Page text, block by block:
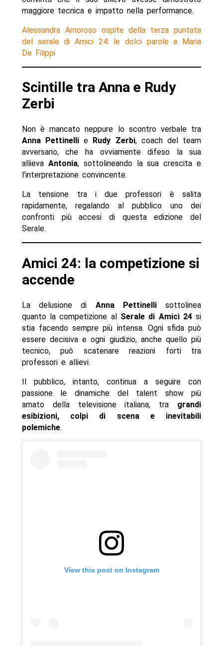
maggiore tecnica e impatto nella performance.
Alessandra Amoroso ospite della terza puntata
del serale di Amici 24: le dolci parole a Maria
De Filippi
Scintille tra Anna e Rudy
Zerbi
Non è mancato neppure lo scontro verbale tra
Anna Pettinelli e Rudy Zerbi, coach del team
avversario, che ha ovviamente difeso la sua
allieva Antonia, sottolineando la sua crescita e
l’interpretazione convincente.
La tensione tra i due professori è salita
rapidamente, regalando al pubblico uno dei
confronti più accesi di questa edizione del
Serale.
Amici 24: la competizione si
accende
La delusione di Anna Pettinellisottolinea
quanto la competizione al Serale di Amici 24si
stia facendo sempre più intensa. Ogni sfida può
essere decisiva e ogni giudizio, anche quello più
tecnico, può scatenare reazioni forti tra
professori e allievi.
Il pubblico, intanto, continua a seguire con
passione le dinamiche del talent show più
amato della televisione italiana, tra grandi
esibizioni, colpi di scena e inevitabili
polemiche.
View this post on Instagram